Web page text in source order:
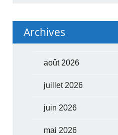
Archives
août 2026
juillet 2026
juin 2026
mai 2026